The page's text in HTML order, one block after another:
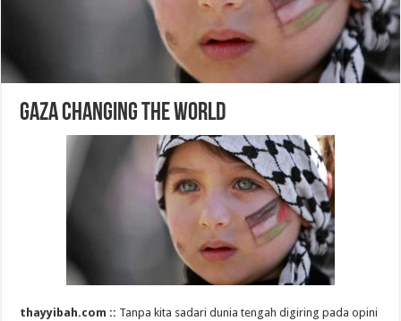
GAZA Changing The World
thayyibah.com :: Tanpa kita sadari dunia tengah digiring pada opini